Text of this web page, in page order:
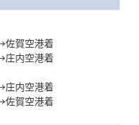
ントで、地域の人々が
を包みます。藤の花を
、冬の庄内を幻想的に
賀空港着
内空港着
内空港着
賀空港着